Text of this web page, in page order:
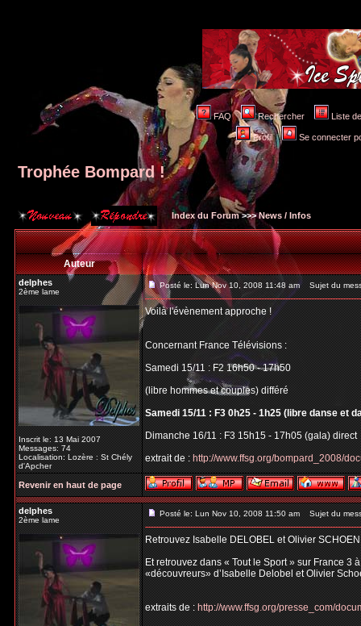
FAQ Rechercher Liste
Profil Se connecter
Trophée Bompard !
Index du Forum>>>News / Infos
Auteur
delphes
2ème lame
Inscrit le: 13 Mai 2007
Messages: 74
Localisation: Lozère : St Chély
d'Apcher
Posté le: Lun Nov 10, 2008 11:48 am Sujet du
Voilà l'évènement approche !
Concernant France Télévisions :
Samedi 15/11 : F2 16h50 - 17h50
(libre hommes et couples) différé
Samedi 15/11 : F3 0h25 - 1h25 (libre danse et
Dimanche 16/11 : F3 15h15 - 17h05 (gala) direct
extrait de :http://www.ffsg.org/bompard_2008/
Revenir en haut de page
delphes
2ème lame
Posté le: Lun Nov 10, 2008 11:50 am Sujet du
Retrouvez Isabelle DELOBEL et Olivier
Et retrouvez dans « Tout le Sport » sur France 3
«découvreurs» d’Isabelle Delobel et Olivier
extraits de :http://www.ffsg.org/presse_com/